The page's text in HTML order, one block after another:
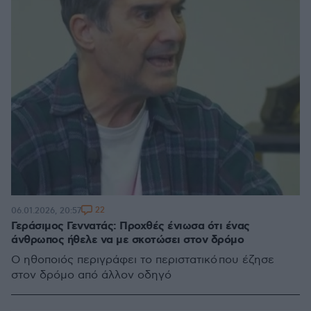
Γεράσιμος Γεννατάς: Προχθές ένιωσα ότι ένας
άνθρωπος ήθελε να με σκοτώσει στον δρόμο
Ο ηθοποιός περιγράφει το περιστατικό που έζησε
στον δρόμο από άλλον οδηγό
06.01.2026, 20:57 22